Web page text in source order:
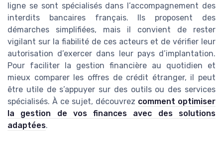
ligne se sont spécialisés dans l’accompagnement des
interdits bancaires français. Ils proposent des
démarches simplifiées, mais il convient de rester
vigilant sur la fiabilité de ces acteurs et de vérifier leur
autorisation d’exercer dans leur pays d’implantation.
Pour faciliter la gestion financière au quotidien et
mieux comparer les offres de crédit étranger, il peut
être utile de s’appuyer sur des outils ou des services
spécialisés. À ce sujet, découvrez comment optimiser
la gestion de vos finances avec des solutions
adaptées.